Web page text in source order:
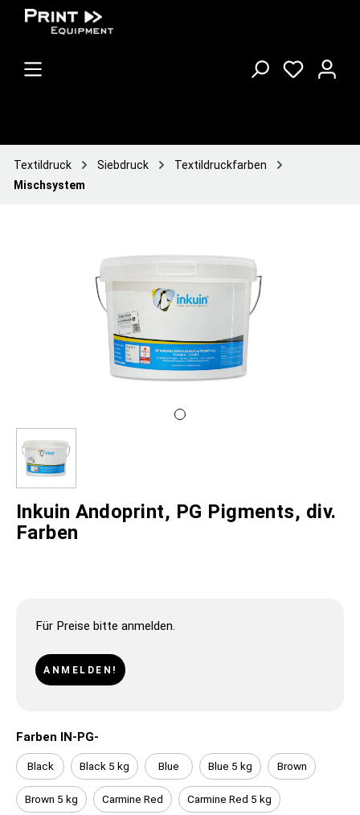
Textildruck Siebdruck
Textildruckfarben
Mischsystem
Inkuin Andoprint, PG Pigments, div.
Farben
Für Preise bitte anmelden.
ANMELDEN!
Farben IN-PG-
Black Black 5 kg Blue Blue 5 kg Brown
Brown 5 kg Carmine Red Carmine Red 5 kg